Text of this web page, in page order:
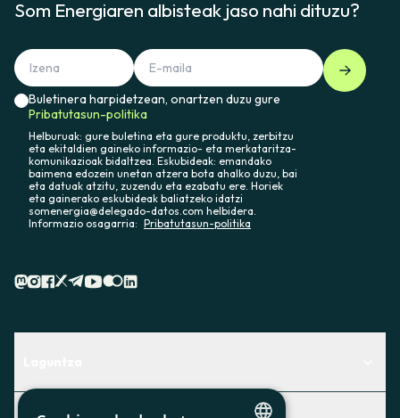
Som Energiaren albisteak jaso nahi dituzu?
Buletinera harpidetzean, onartzen duzu gure
Pribatutasun-politika
Helburuak: gure buletina eta gure produktu, zerbitzu
eta ekitaldien gaineko informazio- eta merkataritza-
komunikazioak bidaltzea. Eskubideak: emandako
baimena edozein unetan atzera bota ahalko duzu, bai
eta datuak atzitu, zuzendu eta ezabatu ere. Horiek
eta gainerako eskubideak baliatzeko idatzi
somenergia@delegado-datos.com helbidera.
Informazio osagarria: Pribatutasun-politika
Centro de Ayuda